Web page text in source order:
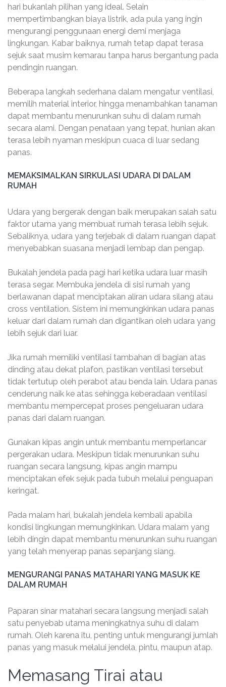
hari bukanlah pilihan yang ideal. Selain
mempertimbangkan biaya listrik, ada pula yang ingin
mengurangi penggunaan energi demi menjaga
lingkungan. Kabar baiknya, rumah tetap dapat terasa
sejuk saat musim kemarau tanpa harus bergantung pada
pendingin ruangan.
Beberapa langkah sederhana dalam mengatur ventilasi,
memilih material interior, hingga menambahkan tanaman
dapat membantu menurunkan suhu di dalam rumah
secara alami. Dengan penataan yang tepat, hunian akan
terasa lebih nyaman meskipun cuaca di luar sedang
panas.
MEMAKSIMALKAN SIRKULASI UDARA DI DALAM
RUMAH
Udara yang bergerak dengan baik merupakan salah satu
faktor utama yang membuat rumah terasa lebih sejuk.
Sebaliknya, udara yang terjebak di dalam ruangan dapat
menyebabkan suasana menjadi lembap dan pengap.
Bukalah jendela pada pagi hari ketika udara luar masih
terasa segar. Membuka jendela di sisi rumah yang
berlawanan dapat menciptakan aliran udara silang atau
cross ventilation. Sistem ini memungkinkan udara panas
keluar dari dalam rumah dan digantikan oleh udara yang
lebih sejuk dari luar.
Jika rumah memiliki ventilasi tambahan di bagian atas
dinding atau dekat plafon, pastikan ventilasi tersebut
tidak tertutup oleh perabot atau benda lain. Udara panas
cenderung naik ke atas sehingga keberadaan ventilasi
membantu mempercepat proses pengeluaran udara
panas dari dalam ruangan.
Gunakan kipas angin untuk membantu memperlancar
pergerakan udara. Meskipun tidak menurunkan suhu
ruangan secara langsung, kipas angin mampu
menciptakan efek sejuk pada tubuh melalui penguapan
keringat.
Pada malam hari, bukalah jendela kembali apabila
kondisi lingkungan memungkinkan. Udara malam yang
lebih dingin dapat membantu menurunkan suhu ruangan
yang telah menyerap panas sepanjang siang.
MENGURANGI PANAS MATAHARI YANG MASUK KE
DALAM RUMAH
Paparan sinar matahari secara langsung menjadi salah
satu penyebab utama meningkatnya suhu di dalam
rumah. Oleh karena itu, penting untuk mengurangi jumlah
panas yang masuk melalui jendela, pintu, maupun atap.
Memasang Tirai atau